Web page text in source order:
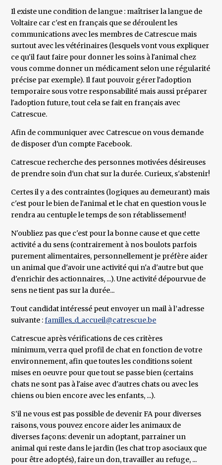
Il existe une condition de langue : maîtriser la langue de
Voltaire car c'est en français que se déroulent les
communications avec les membres de Catrescue mais
surtout avec les vétérinaires (lesquels vont vous expliquer
ce qu'il faut faire pour donner les soins à l'animal chez
vous comme donner un médicament selon une régularité
précise par exemple). Il faut pouvoir gérer l'adoption
temporaire sous votre responsabilité mais aussi préparer
l'adoption future, tout cela se fait en français avec
Catrescue.
Afin de communiquer avec Catrescue on vous demande
de disposer d'un compte Facebook.
Catrescue recherche des personnes motivées désireuses
de prendre soin d'un chat sur la durée. Curieux, s'abstenir!
Certes il y a des contraintes (logiques au demeurant) mais
c'est pour le bien de l'animal et le chat en question vous le
rendra au centuple le temps de son rétablissement!
N'oubliez pas que c'est pour la bonne cause et que cette
activité a du sens (contrairement à nos boulots parfois
purement alimentaires, personnellement je préfère aider
un animal que d'avoir une activité qui n'a d'autre but que
d'enrichir des actionnaires, ...). Une activité dépourvue de
sens ne tient pas sur la durée...
Tout candidat intéressé peut envoyer un mail à l’adresse
suivante :familles_d_accueil@catrescue.be
Catrescue après vérifications de ces critères
minimum, verra quel profil de chat en fonction de votre
environnement, afin que toutes les conditions soient
mises en oeuvre pour que tout se passe bien (certains
chats ne sont pas à l'aise avec d'autres chats ou avec les
chiens ou bien encore avec les enfants, ...).
S'il ne vous est pas possible de devenir FA pour diverses
raisons, vous pouvez encore aider les animaux de
diverses façons: devenir un adoptant, parrainer un
animal qui reste dans le jardin (les chat trop asociaux que
pour être adoptés), faire un don, travailler au refuge, ...